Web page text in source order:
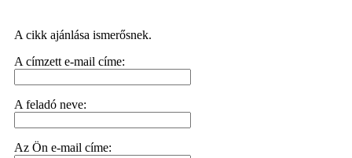
A cikk ajánlása ismerősnek.
A címzett e-mail címe:
A feladó neve:
Az Ön e-mail címe: